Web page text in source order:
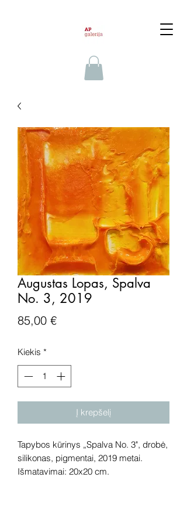
Augustas Lopas, Spalva
No. 3, 2019
85,00 €Price
Kiekis *
Į krepšelį
Tapybos kūrinys „Spalva No. 3", drobė,
silikonas, pigmentai, 2019 metai.
Išmatavimai: 20x20 cm.